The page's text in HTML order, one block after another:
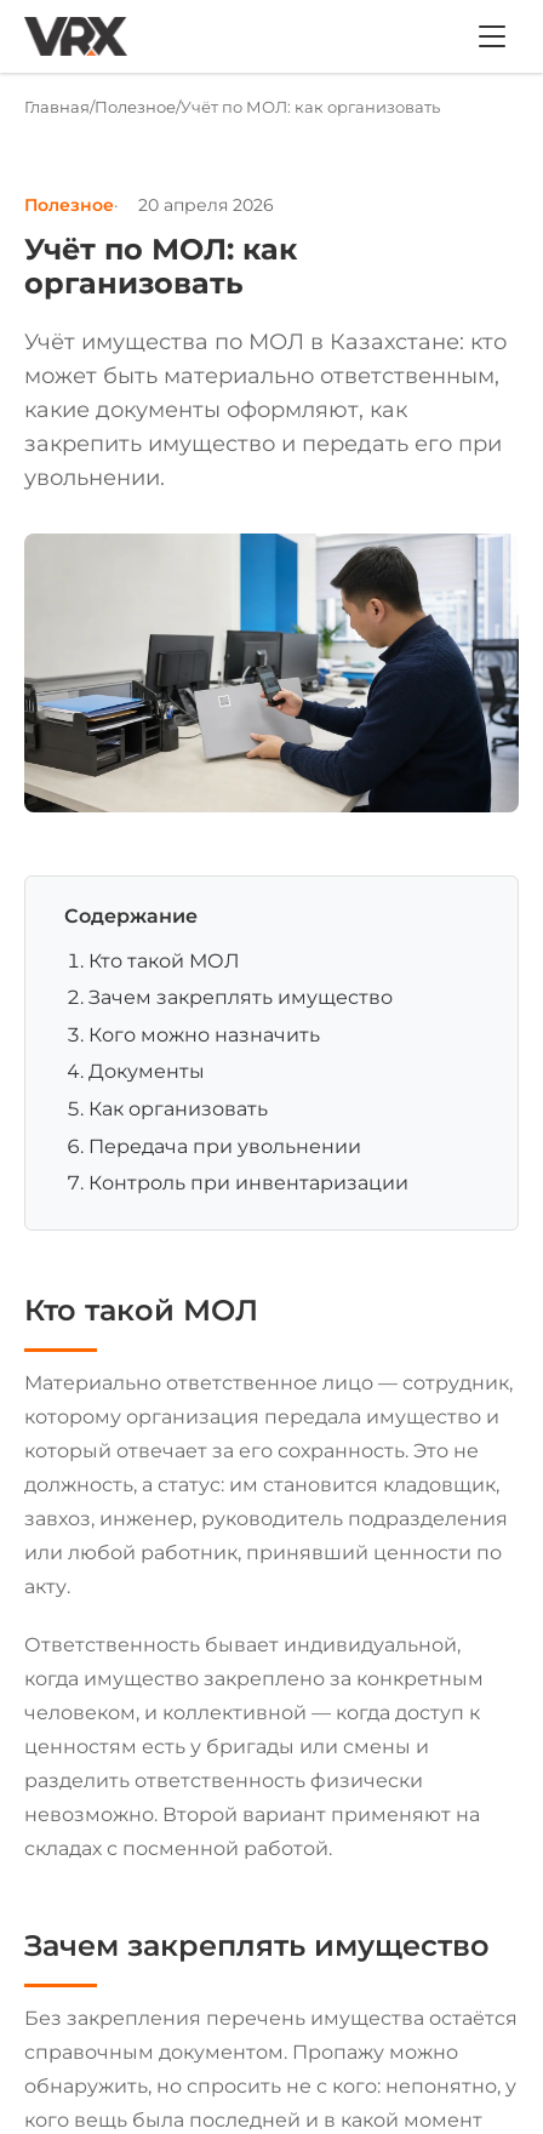
Главная Полезное Учёт по МОЛ: как организовать
Полезное 20 апреля 2026
Учёт по МОЛ: как
организовать
Учёт имущества по МОЛ в Казахстане: кто
может быть материально ответственным,
какие документы оформляют, как
закрепить имущество и передать его при
увольнении.
Содержание
Кто такой МОЛ
Зачем закреплять имущество
Кого можно назначить
Документы
Как организовать
Передача при увольнении
Контроль при инвентаризации
Кто такой МОЛ
Материально ответственное лицо — сотрудник,
которому организация передала имущество и
который отвечает за его сохранность. Это не
должность, а статус: им становится кладовщик,
завхоз, инженер, руководитель подразделения
или любой работник, принявший ценности по
акту.
Ответственность бывает индивидуальной,
когда имущество закреплено за конкретным
человеком, и коллективной — когда доступ к
ценностям есть у бригады или смены и
разделить ответственность физически
невозможно. Второй вариант применяют на
складах с посменной работой.
Зачем закреплять имущество
Без закрепления перечень имущества остаётся
справочным документом. Пропажу можно
обнаружить, но спросить не с кого: непонятно, у
кого вещь была последней и в какой момент